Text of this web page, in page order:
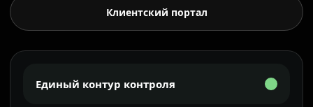
Клиентский портал
Единый контур контроля